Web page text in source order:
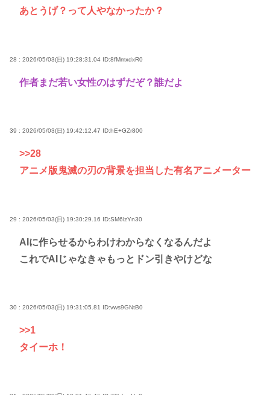
あとうげ？って人やなかったか？
28 : 2026/05/03(日) 19:28:31.04 ID:8fMmxdxR0
作者まだ若い女性のはずだぞ？誰だよ
39 : 2026/05/03(日) 19:42:12.47 ID:hE+GZr800
>>28
アニメ版鬼滅の刃の背景を担当した有名アニメーター
29 : 2026/05/03(日) 19:30:29.16 ID:SM6lzYn30
AIに作らせるからわけわからなくなるんだよ
これでAIじゃなきゃもっとドン引きやけどな
30 : 2026/05/03(日) 19:31:05.81 ID:vws9GNtB0
>>1
タイーホ！